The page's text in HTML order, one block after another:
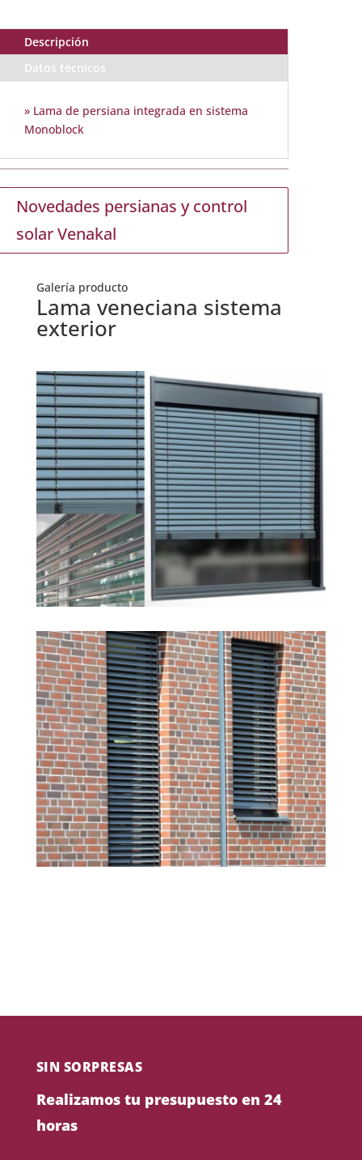
Descripción
Datos técnicos
» Lama de persiana integrada en sistema
Monoblock
Novedades persianas y control
solar Venakal
Galería producto
Lama veneciana sistema
exterior
SIN SORPRESAS
Realizamos tu presupuesto en 24
horas